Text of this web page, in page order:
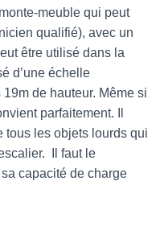
meuble qui peut
qualifié), avec un
être utilisé dans la
d’une échelle
de hauteur. Même si
parfaitement. Il
tous les objets lourds qui
Il faut le
capacité de charge